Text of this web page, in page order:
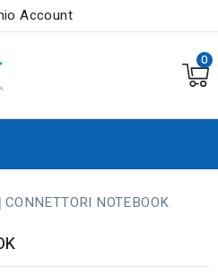
Account
0
CONNETTORI NOTEBOOK